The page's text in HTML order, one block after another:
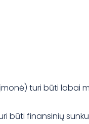
turi būti labai
būti finansinių